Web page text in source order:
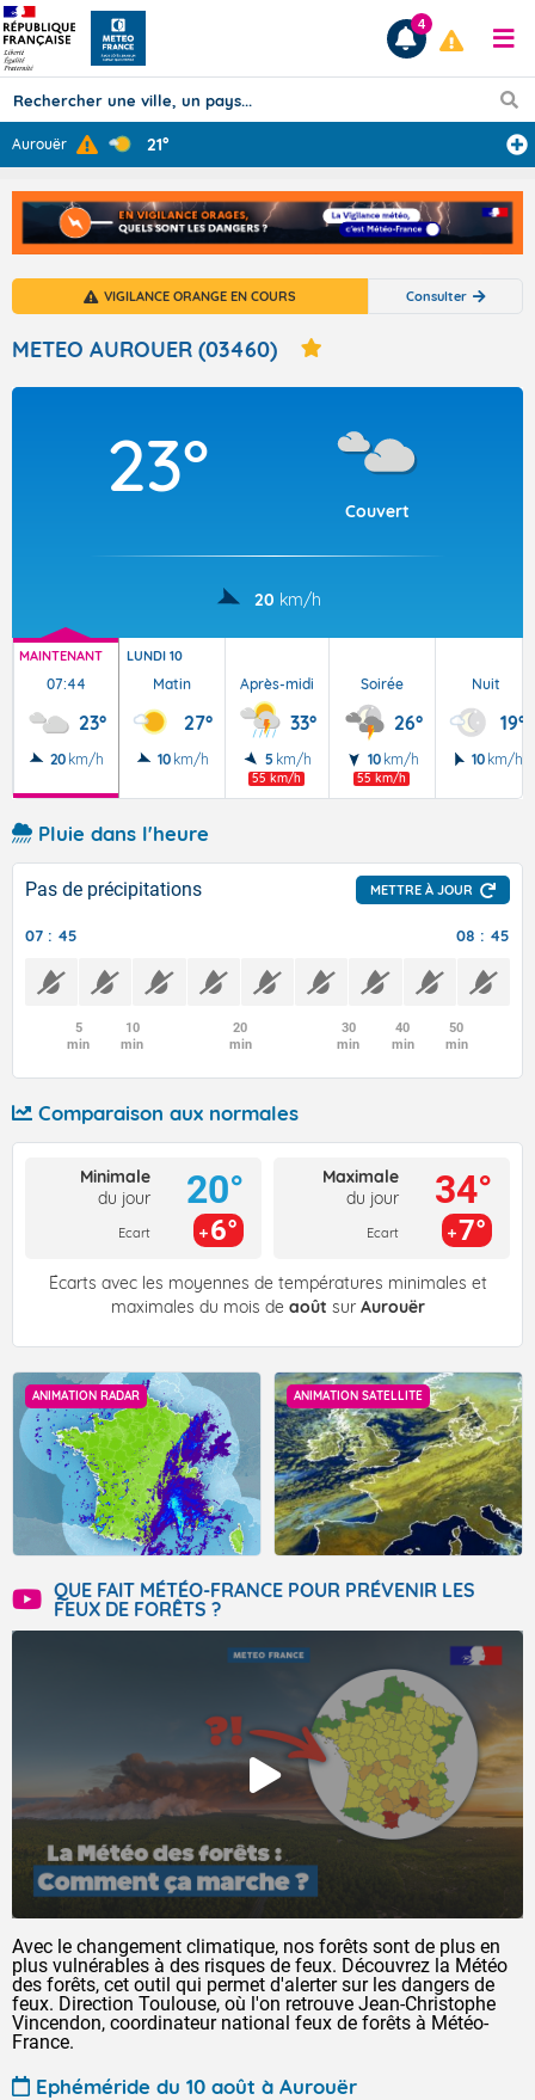
Prévisions
TOUS LES RÉSULTATS
Articles
4
Aurouër 21°
VIGILANCE ORANGE EN COURS Consulter
METEO AUROUER (03460)
23°
Couvert
20 km/h
MAINTENANT
07:44
23°
20 km/h
LUNDI 10
Matin
27°
10 km/h
Après-midi
33°
5 km/h
55 km/h
Soirée
26°
10 km/h
55 km/h
Nuit
19°
10 km/h
Pluie dans l'heure
Pas de précipitations METTRE À JOUR
07 : 45 08 : 45
5
min
10
min
20
min
30
min
40
min
50
min
Comparaison aux normales
Minimale
du jour
Ecart
20°
6°
Maximale
du jour
Ecart
34°
7°
Écarts avec les moyennes de températures minimales et
maximales du mois de août sur Aurouër
ANIMATION RADAR ANIMATION SATELLITE
QUE FAIT MÉTÉO-FRANCE POUR PRÉVENIR LES
FEUX DE FORÊTS ?
Avec le changement climatique, nos forêts sont de plus en
plus vulnérables à des risques de feux. Découvrez la Météo
des forêts, cet outil qui permet d'alerter sur les dangers de
feux. Direction Toulouse, où l'on retrouve Jean-Christophe
Vincendon, coordinateur national feux de forêts à Météo-
France.
Ephéméride du 10 août à Aurouër